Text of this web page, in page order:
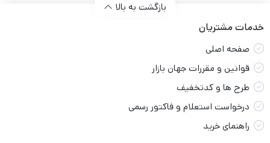
بازگشت به بالا
خدمات مشتریان
صفحه اصلی
قوانین و مقررات جهان بازار
طرح ها و کدتخفیف
درخواست استعلام و فاکتور رسمی
راهنمای خرید